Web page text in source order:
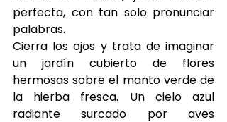
perfecta, con tan solo pronunciar
palabras.
Cierra los ojos y trata de imaginar
un jardín cubierto de flores
hermosas sobre el manto verde de
la hierba fresca. Un cielo azul
radiante surcado por aves